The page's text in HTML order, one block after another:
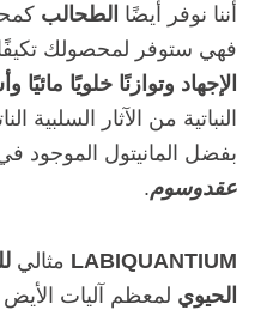
أننا نوفر أيضًا الطحالب
فهي ستوفر لمحصولك تكيفًا
الإجهاد وتوازنًا خلويًا مائيًا
النباتية من الآثار السلبية
بفضل المانيتول
عقدوسوم.
LABIQUANTIUM مثالي
الحيوي لمعظم آليات